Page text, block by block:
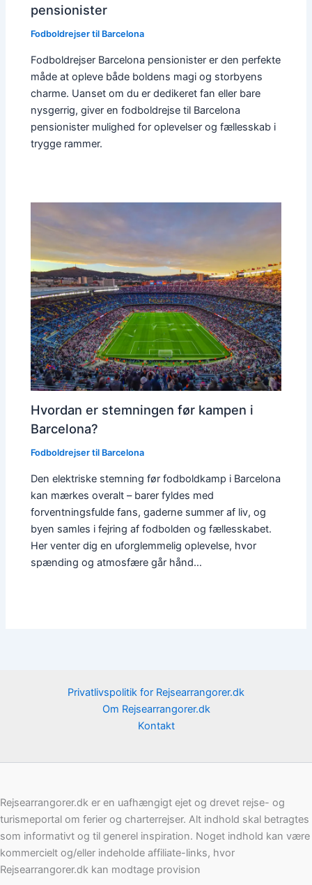
pensionister
Fodboldrejser til Barcelona
Fodboldrejser Barcelona pensionister er den perfekte
måde at opleve både boldens magi og storbyens
charme. Uanset om du er dedikeret fan eller bare
nysgerrig, giver en fodboldrejse til Barcelona
pensionister mulighed for oplevelser og fællesskab i
trygge rammer.
Hvordan er stemningen før kampen i
Barcelona?
Fodboldrejser til Barcelona
Den elektriske stemning før fodboldkamp i Barcelona
kan mærkes overalt – barer fyldes med
forventningsfulde fans, gaderne summer af liv, og
byen samles i fejring af fodbolden og fællesskabet.
Her venter dig en uforglemmelig oplevelse, hvor
spænding og atmosfære går hånd…
Privatlivspolitik for Rejsearrangorer.dk
Om Rejsearrangorer.dk
Kontakt
Rejsearrangorer.dk er en uafhængigt ejet og drevet rejse- og
turismeportal om ferier og charterrejser. Alt indhold skal betragtes
som informativt og til generel inspiration. Noget indhold kan være
kommercielt og/eller indeholde affiliate-links, hvor
Rejsearrangorer.dk kan modtage provision